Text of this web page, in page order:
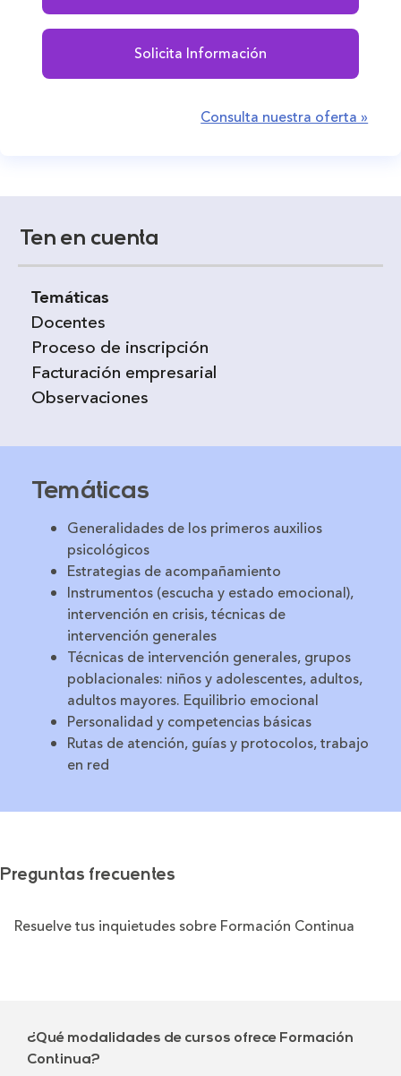
Solicita Información
Consulta nuestra oferta »
Ten en cuenta
Temáticas
Docentes
Proceso de inscripción
Facturación empresarial
Observaciones
Temáticas
Generalidades de los primeros auxilios
psicológicos
Estrategias de acompañamiento
Instrumentos (escucha y estado emocional),
intervención en crisis, técnicas de
intervención generales
Técnicas de intervención generales, grupos
poblacionales: niños y adolescentes, adultos,
adultos mayores. Equilibrio emocional
Personalidad y competencias básicas
Rutas de atención, guías y protocolos, trabajo
en red
Preguntas frecuentes
Resuelve tus inquietudes sobre Formación Continua
¿Qué modalidades de cursos ofrece Formación
Continua?